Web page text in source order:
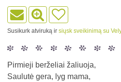
Susikurk atviruką ir siųsk sveikinimą su
Pirmieji berželiai žaliuoja,
Saulutė gera, lyg mama,